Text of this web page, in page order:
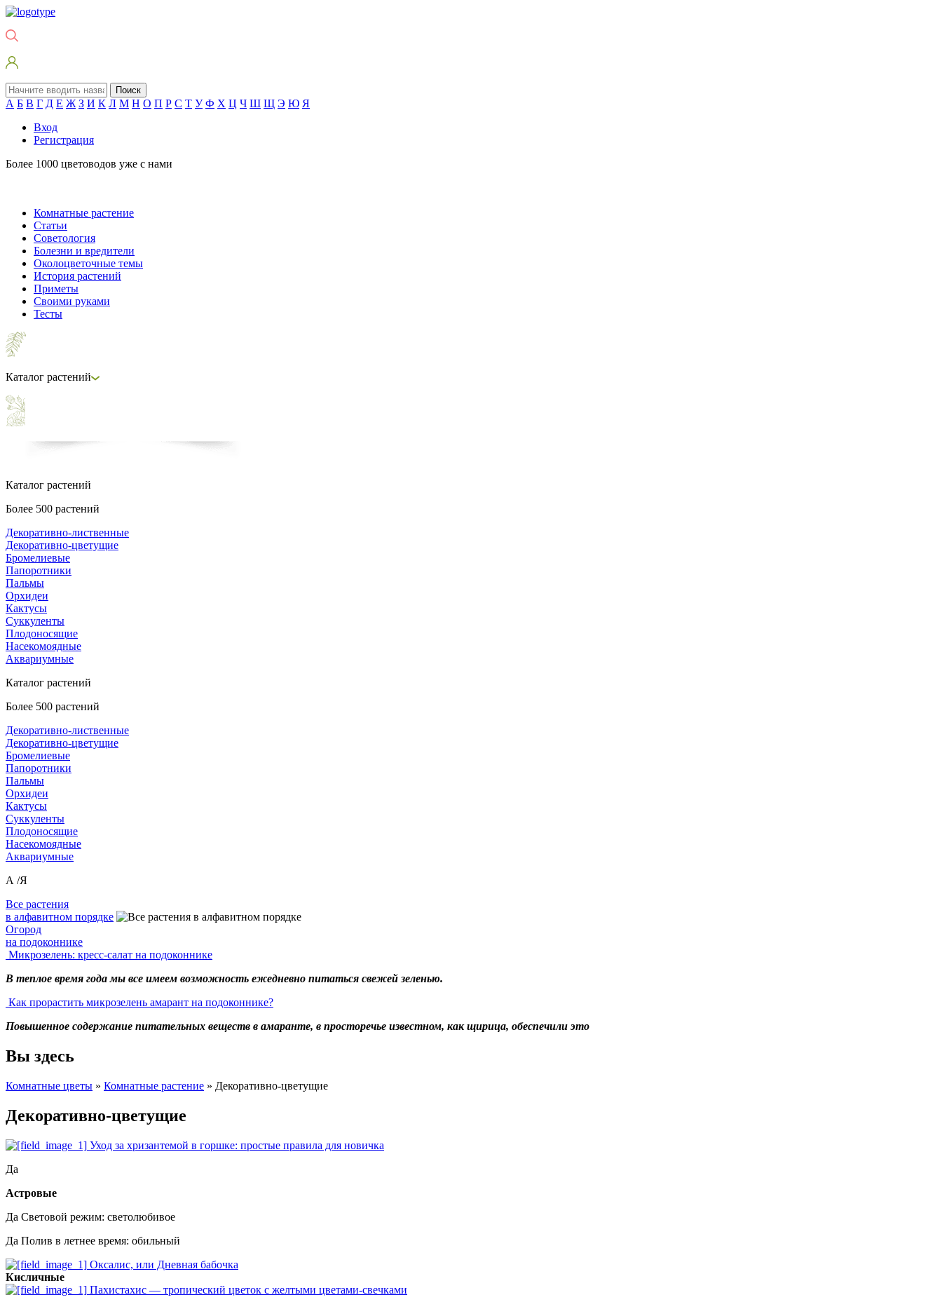
Поиск
А Б В Г Д Е Ж З И К Л М Н О П Р С Т У Ф Х Ц Ч Ш Щ Э Ю Я
Вход
Регистрация
Более 1000 цветоводов уже с нами
Комнатные растение
Статьи
Советология
Болезни и вредители
Околоцветочные темы
История растений
Приметы
Своими руками
Тесты
Каталог растений
Каталог растений
Более 500 растений
Декоративно-лиственные
Декоративно-цветущие
Бромелиевые
Папоротники
Пальмы
Орхидеи
Кактусы
Суккуленты
Плодоносящие
Насекомоядные
Аквариумные
Каталог растений
Более 500 растений
Декоративно-лиственные
Декоративно-цветущие
Бромелиевые
Папоротники
Пальмы
Орхидеи
Кактусы
Суккуленты
Плодоносящие
Насекомоядные
Аквариумные
А /Я
Все растения
в алфавитном порядке
Огород
на подоконнике
Микрозелень: кресс-салат на подоконнике
В теплое время года мы все имеем возможность ежедневно питаться свежей зеленью.
Как прорастить микрозелень амарант на подоконнике?
Повышенное содержание питательных веществ в амаранте, в просторечье известном, как щирица, обеспечили это
Вы здесь
Комнатные цветы » Комнатные растение » Декоративно-цветущие
Декоративно-цветущие
Уход за хризантемой в горшке: простые правила для новичка
Да
Астровые
Да Световой режим: светолюбивое
Да Полив в летнее время: обильный
Оксалис, или Дневная бабочка
Кисличные
Пахистахис — тропический цветок с желтыми цветами-свечками